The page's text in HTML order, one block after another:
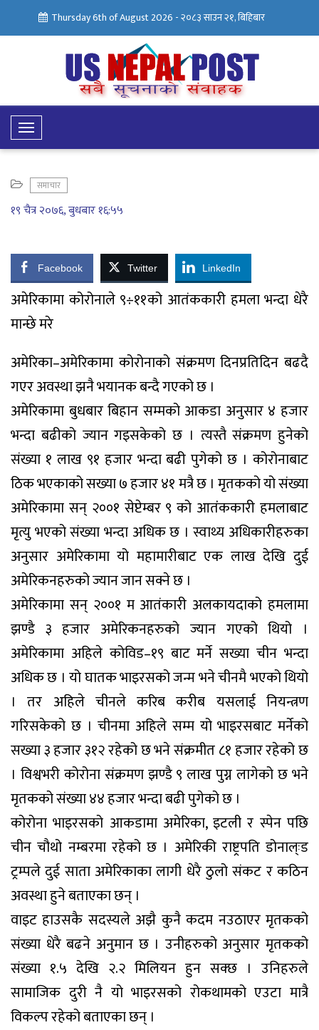
Thursday 6th of August 2026 -२०८३ साउन २१, बिहिबार
Toggle
Navigation
समाचार
१९ चैत्र २०७६, बुधबार १६:५५
Facebook Twitter LinkedIn
अमेरिकामा कोरोनाले ९÷११को आतंककारी हमला भन्दा धेरै
मान्छे मरे
अमेरिका–अमेरिकामा कोरोनाको संक्रमण दिनप्रतिदिन बढदै
गएर अवस्था झनै भयानक बन्दै गएको छ ।
अमेरिकामा बुधबार बिहान सम्मको आकडा अनुसार ४ हजार
भन्दा बढीको ज्यान गइसकेको छ । त्यस्तै संक्रमण हुनेको
संख्या १ लाख ९१ हजार भन्दा बढी पुगेको छ । कोरोनाबाट
ठिक भएकाको सख्या ७ हजार ४१ मत्रै छ । मृतकको यो संख्या
अमेरिकामा सन् २००१ सेप्टेम्बर ९ को आतंंककारी हमलाबाट
मृत्यु भएको संख्या भन्दा अधिक छ । स्वाथ्य अधिकारीहरुका
अनुसार अमेरिकामा यो महामारीबाट एक लाख देखि दुई
अमेरिकनहरुको ज्यान जान सक्ने छ ।
अमेरिकामा सन् २००१ म आतंकारी अलकायदाको हमलामा
झण्डै ३ हजार अमेरिकनहरुको ज्यान गएको थियो ।
अमेरिकामा अहिले कोविड–१९ बाट मर्ने सख्या चीन भन्दा
अधिक छ । यो घातक भाइरसको जन्म भने चीनमै भएको थियो
। तर अहिले चीनले करिब करीब यसलाई नियन्त्रण
गरिसकेको छ । चीनमा अहिले सम्म यो भाइरसबाट मर्नेको
सख्या ३ हजार ३१२ रहेको छ भने संक्रमीत ८१ हजार रहेको छ
। विश्वभरी कोरोना संक्रमण झण्डै ९ लाख पुग्न लागेको छ भने
मृतकको संख्या ४४ हजार भन्दा बढी पुगेको छ ।
कोरोना भाइरसको आकडामा अमेरिका, इटली र स्पेन पछि
चीन चौथो नम्बरमा रहेको छ । अमेरिकी राष्ट्रपति डोनाल्ःड
ट्रम्पले दुई साता अमेरिकाका लागी धेरै ठुलो संकट र कठिन
अवस्था हुने बताएका छन् ।
वाइट हाउसकै सदस्यले अझै कुनै कदम नउठाएर मृतकको
संख्या धेरै बढने अनुमान छ । उनीहरुको अनुसार मृतकको
संख्या १.५ देखि २.२ मिलियन हुन सक्छ । उनिहरुले
सामाजिक दुरी नै यो भाइरसको रोकथामको एउटा मात्रै
विकल्प रहेको बताएका छन् ।